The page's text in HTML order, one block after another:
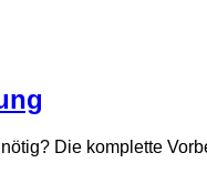
Die komplette